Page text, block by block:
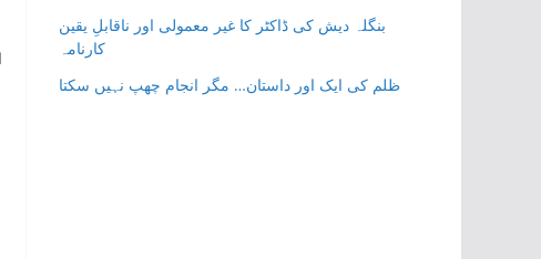
بنگلہ دیش کی ڈاکٹر کا غیر معمولی اور ناقابلِ یقین
کارنامہ
ظلم کی ایک اور داستان… مگر انجام چھپ نہیں سکتا